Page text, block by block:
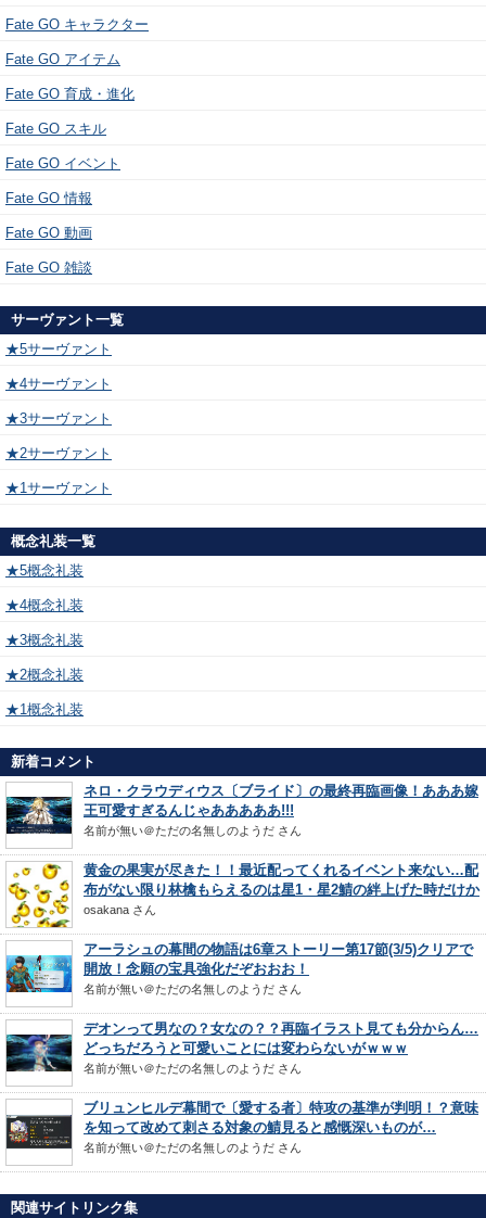
Fate GO キャラクター
Fate GO アイテム
Fate GO 育成・進化
Fate GO スキル
Fate GO イベント
Fate GO 情報
Fate GO 動画
Fate GO 雑談
サーヴァント一覧
★5サーヴァント
★4サーヴァント
★3サーヴァント
★2サーヴァント
★1サーヴァント
概念礼装一覧
★5概念礼装
★4概念礼装
★3概念礼装
★2概念礼装
★1概念礼装
新着コメント
ネロ・クラウディウス〔ブライド〕の最終再臨画像！あああ嫁
王可愛すぎるんじゃあああああ!!!
名前が無い＠ただの名無しのようだ さん
黄金の果実が尽きた！！最近配ってくれるイベント来ない…配
布がない限り林檎もらえるのは星1・星2鯖の絆上げた時だけか
osakana さん
アーラシュの幕間の物語は6章ストーリー第17節(3/5)クリアで
開放！念願の宝具強化だぞおおお！
名前が無い＠ただの名無しのようだ さん
デオンって男なの？女なの？？再臨イラスト見ても分からん…
どっちだろうと可愛いことには変わらないがｗｗｗ
名前が無い＠ただの名無しのようだ さん
ブリュンヒルデ幕間で〔愛する者〕特攻の基準が判明！？意味
を知って改めて刺さる対象の鯖見ると感慨深いものが…
名前が無い＠ただの名無しのようだ さん
関連サイトリンク集